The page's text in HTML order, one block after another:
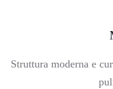
Struttura moderna e